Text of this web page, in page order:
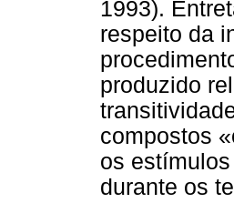
1993).
respeito da
produzido
compostos
os
durante os